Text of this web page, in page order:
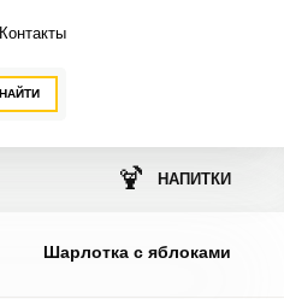
НАЙТИ
Контакты
🍹 НАПИТКИ
Шарлотка с яблоками